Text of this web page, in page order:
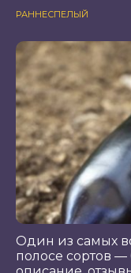
РАННЕСПЕЛЫЙ
Один из самых
полосе сортов —